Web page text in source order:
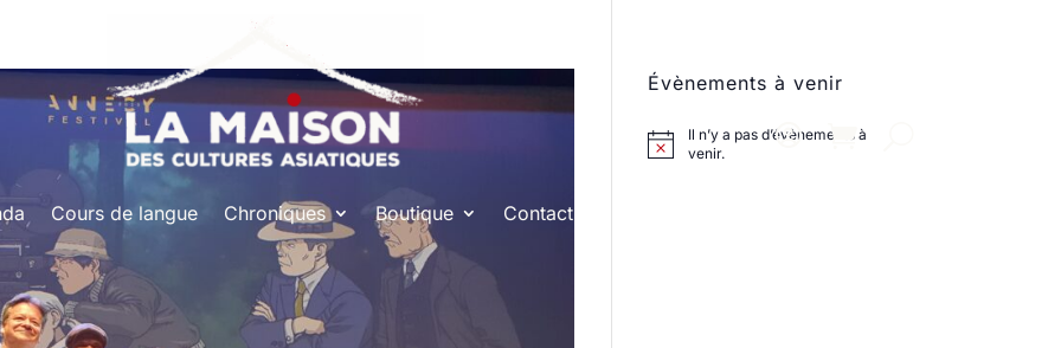
Cours de langue Chroniques Boutique Contact
Évènements à venir
Il n’y a pas d’évènements à
venir.